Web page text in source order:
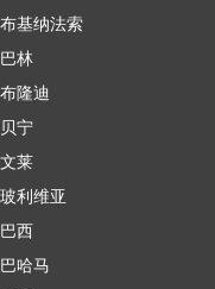
布基纳法索
巴林
布隆迪
贝宁
文莱
玻利维亚
巴西
巴哈马